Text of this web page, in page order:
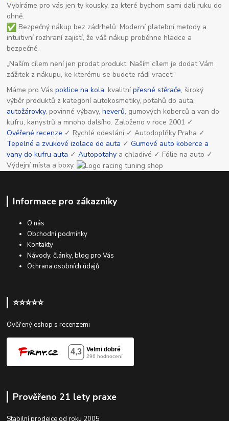
Vybíráme pro vás jen ty kousky, za které bychom sami dali ruku do
ohně.
Bezpečný nákup bez zádrhelů: Moderní platební metody a
intuitivní rozhraní zajistí, že váš nákup proběhne hladce a
bezpečně.
„Naším cílem není jen prodat produkt. Naším cílem je dodat Vám
zážitek z nákupu, ke kterému se budete rádi vracet.“
Máme pro Váspoklice na kola, kvalitnípřesné stěrače, široký
výběr produktů z kategorií autokosmetiky, potahů do auta,
autožárovky, povinné výbavy,heverů, gumových koberců a van do
kufru, kanystrů a mnoho dalšího. Založeno v roce 2001 ✓
Ověřené recenze ✓ Rychlé odeslání ✓ Autodoplňky Praha ✓
Tepelné a zvukové izolace do auta ✓Gumové auto koberce a
vany do kufru auta ✓Autopotahy a chladivé ✓ Fólie na auto ✓
Výdejní místa a boxy.
Informace pro zákazníky
O nás
Obchodní podmínky
Kontakty
Návody, články, blog pro Vás
Ochrana osobních údajů
⭐⭐⭐⭐⭐
Ověřený eshop s recenzemi
Prověřeno 21 lety praxe
Stabilní prodejce od roku 2005